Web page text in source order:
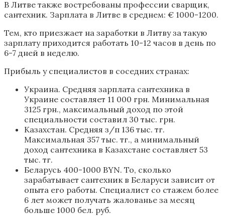
В Литве также востребованы профессии сварщик,
сантехник. Зарплата в Литве в среднем: € 1000-1200.
Тем, кто приезжает на заработки в Литву за такую
зарплату приходится работать 10-12 часов в день по
6-7 дней в неделю.
Прибыль у специалистов в соседних странах:
Украина. Средняя зарплата сантехника в
Украине составляет 11 000 грн. Минимальная
3125 грн., максимальный доход по этой
специальности составил 30 тыс. грн.
Казахстан. Средняя з/п 136 тыс. тг.
Максимальная 357 тыс. тг., а минимальный
доход сантехника в Казахстане составляет 53
тыс. тг.
Беларусь 400-1000 BYN. То, сколько
зарабатывает сантехник в Беларуси зависит от
опыта его работы. Специалист со стажем более
6 лет может получать жалованье за месяц
больше 1000 бел. руб.